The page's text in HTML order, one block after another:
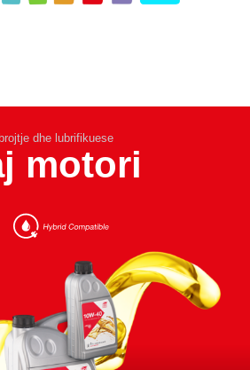
dhe lubrifikuese
motori